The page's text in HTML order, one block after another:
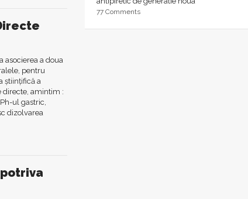
asocierea a doua
pentru
științifică a
directe, amintim :
ul gastric,
dizolvarea
77 Comments